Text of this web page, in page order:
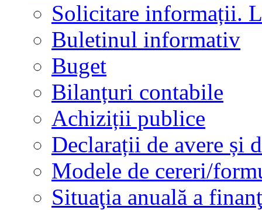
Solicitare informații.
Buletinul informativ
Buget
Bilanțuri contabile
Achiziții publice
Declarații de avere și
Modele de cereri/
Situaţia anuală a